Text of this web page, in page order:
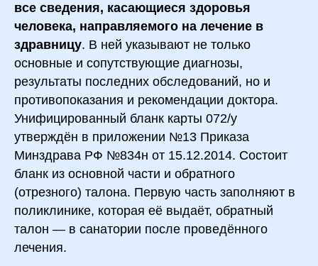
все сведения, касающиеся здоровья
человека, направляемого на лечение в
здравницу. В ней указывают не только
основные и сопутствующие диагнозы,
результаты последних обследований, но и
противопоказания и рекомендации доктора.
Унифицированный бланк карты 072/у
утверждён в приложении №13 Приказа
Минздрава РФ №834н от 15.12.2014. Состоит
бланк из основной части и обратного
(отрезного) талона. Первую часть заполняют в
поликлинике, которая её выдаёт, обратный
талон — в санатории после проведённого
лечения.